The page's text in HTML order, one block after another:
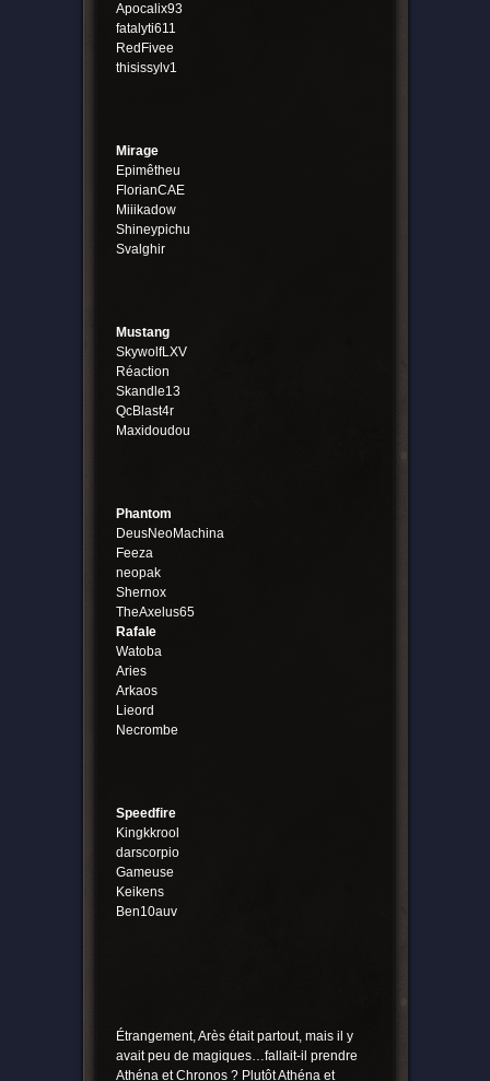
Apocalix93
fatalyti611
RedFivee
thisissylv1
Mirage
Epimêtheu
FlorianCAE
Miiikadow
Shineypichu
Svalghir
Mustang
SkywolfLXV
Réaction
Skandle13
QcBlast4r
Maxidoudou
Phantom
DeusNeoMachina
Feeza
neopak
Shernox
TheAxelus65
Rafale
Watoba
Aries
Arkaos
Lieord
Necrombe
Speedfire
Kingkkrool
darscorpio
Gameuse
Keikens
Ben10auv
Étrangement, Arès était partout, mais il y
avait peu de magiques…fallait-il prendre
Athéna et Chronos ? Plutôt Athéna et